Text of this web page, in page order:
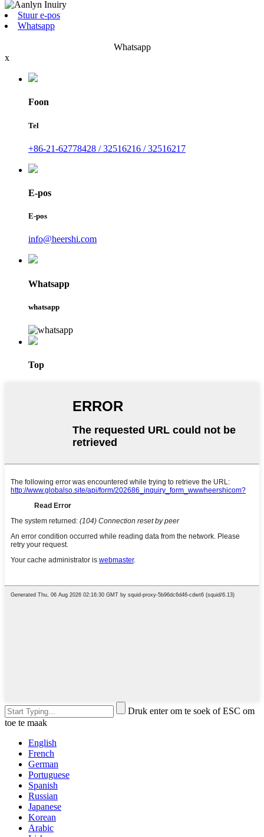
Stuur e-pos
Whatsapp
Whatsapp
x
Foon
Tel
+86-21-62778428 / 32516216 / 32516217
E-pos
E-pos
info@heershi.com
Whatsapp
whatsapp
Top
Druk enter om te soek of ESC om
toe te maak
English
French
German
Portuguese
Spanish
Russian
Japanese
Korean
Arabic